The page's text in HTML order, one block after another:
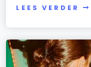
LEES VERDER